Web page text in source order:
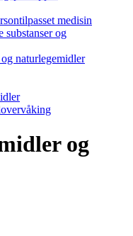
medisin
substanser og
naturlegemidler
og